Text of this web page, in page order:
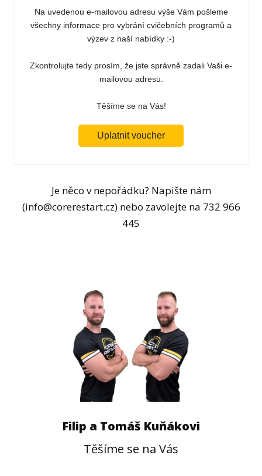
Na uvedenou e-mailovou adresu výše Vám pošleme
všechny informace pro vybrání cvičebních programů a
výzev z naší nabídky :-)
Zkontrolujte tedy prosím, že jste správně zadali Vaši e-
mailovou adresu.
Těšíme se na Vás!
Uplatnit voucher
Je něco v nepořádku? Napište nám
(info@corerestart.cz) nebo zavolejte na 732 966
445
Filip a Tomáš Kuňákovi
Těšíme se na Vás